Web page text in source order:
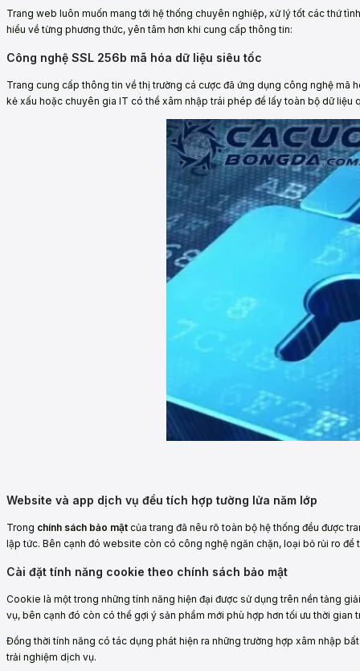
Trang web luôn muốn mang tới hệ thống chuyên nghiệp, xử lý tốt các thứ
hiểu về từng phương thức, yên tâm hơn khi cung cấp thông tin:
Công nghệ SSL 256b mã hóa dữ liệu siêu tốc
Trang cung cấp thông tin về thị trường cá cược đã ứng dụng công nghệ mã
kẻ xấu hoặc chuyên gia IT có thể xâm nhập trái phép để lấy toàn bộ dữ liệu
Website và app dịch vụ đều tích hợp tường lửa năm lớp
Trong chính sách bảo mật của trang đã nêu rõ toàn bộ hệ thống đều được
lập tức. Bên cạnh đó website còn có công nghệ ngăn chặn, loại bỏ rủi ro
Cài đặt tính năng cookie theo chính sách bảo mật
Cookie là một trong những tính năng hiện đại được sử dụng trên nền tảng
vụ, bên cạnh đó còn có thể gợi ý sản phẩm mới phù hợp hơn tối ưu thời gian
Đồng thời tính năng có tác dụng phát hiện ra những trường hợp xâm nhập
trải nghiệm dịch vụ.